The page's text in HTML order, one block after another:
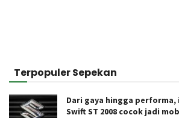
Terpopuler Sepekan
Dari gaya hingga performa,
Swift ST 2008 cocok jadi